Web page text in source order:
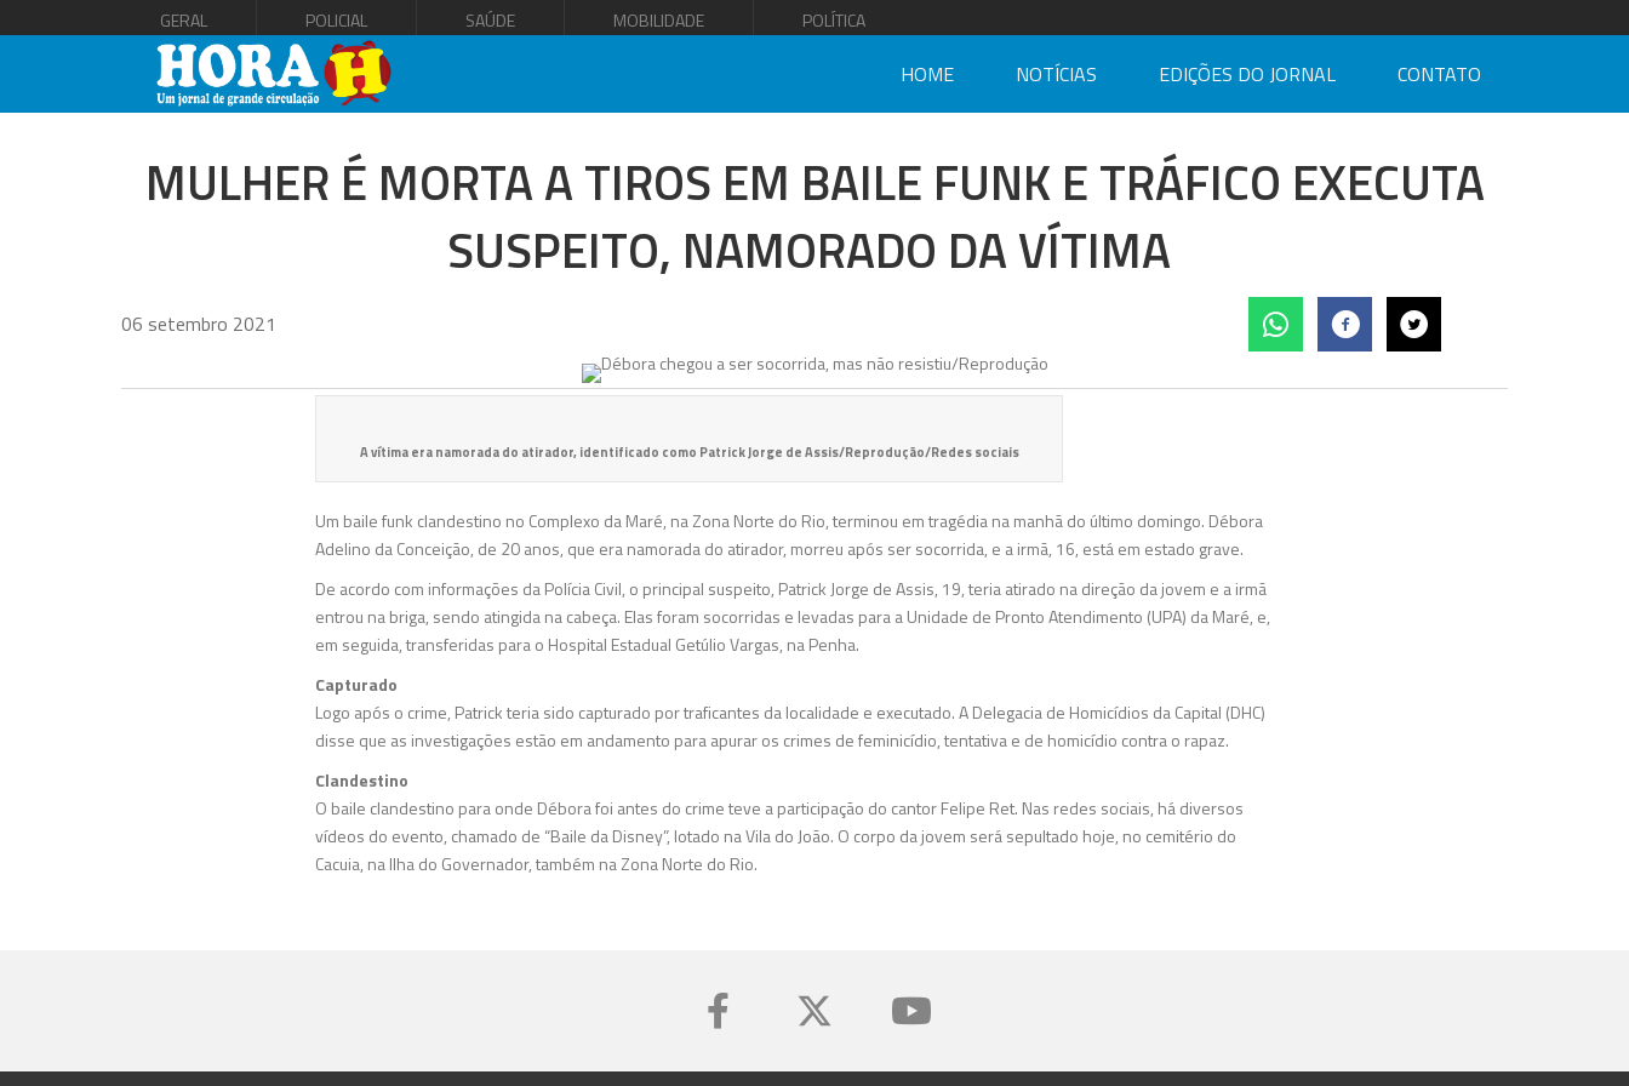
GERAL POLICIAL SAÚDE MOBILIDADE POLÍTICA
HOME NOTÍCIAS EDIÇÕES DO JORNAL CONTATO
MULHER É MORTA A TIROS EM BAILE FUNK E TRÁFICO EXECUTA
SUSPEITO, NAMORADO DA VÍTIMA
06 setembro 2021
A vítima era namorada do atirador, identificado como Patrick Jorge de Assis/Reprodução/Redes sociais
Um baile funk clandestino no Complexo da Maré, na Zona Norte do Rio, terminou em tragédia na manhã do último domingo. Débora
Adelino da Conceição, de 20 anos, que era namorada do atirador, morreu após ser socorrida, e a irmã, 16, está em estado grave.
De acordo com informações da Polícia Civil, o principal suspeito, Patrick Jorge de Assis, 19, teria atirado na direção da jovem e a irmã
entrou na briga, sendo atingida na cabeça. Elas foram socorridas e levadas para a Unidade de Pronto Atendimento (UPA) da Maré, e,
em seguida, transferidas para o Hospital Estadual Getúlio Vargas, na Penha.
Capturado
Logo após o crime, Patrick teria sido capturado por traficantes da localidade e executado. A Delegacia de Homicídios da Capital (DHC)
disse que as investigações estão em andamento para apurar os crimes de feminicídio, tentativa e de homicídio contra o rapaz.
Clandestino
O baile clandestino para onde Débora foi antes do crime teve a participação do cantor Felipe Ret. Nas redes sociais, há diversos
vídeos do evento, chamado de “Baile da Disney”, lotado na Vila do João. O corpo da jovem será sepultado hoje, no cemitério do
Cacuia, na Ilha do Governador, também na Zona Norte do Rio.